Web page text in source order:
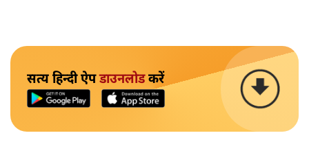
सत्य हिन्दी ऐपडाउनलोडकरें